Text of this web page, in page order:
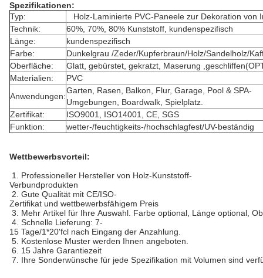
Spezifikationen:
Typ:
Holz-Laminierte PVC-Paneele zur Dekoration
Technik:
60%, 70%, 80% Kunststoff, kundenspezifisch
Länge:
kundenspezifisch
Farbe:
Dunkelgrau /Zeder/Kupferbraun/Holz/Sandelholz/
Oberfläche:
Glatt, gebürstet, gekratzt, Maserung
Materialien:
PVC
Anwendungen:
Garten, Rasen, Balkon, Flur, Garage, Pool & SPA-
Umgebungen, Boardwalk, Spielplatz.
Zertifikat:
ISO9001, ISO14001, CE, SGS
Funktion:
wetter-/feuchtigkeits-/hochschlagfest/UV-beständig
Wettbewerbsvorteil:
1. Professioneller Hersteller von Holz-Kunststoff-
Verbundprodukten
2. Gute Qualität mit CE/ISO-
Zertifikat und wettbewerbsfähigem Preis
3. Mehr Artikel für Ihre Auswahl. Farbe optional, Länge optional,
4. Schnelle Lieferung: 7-
15 Tage/1*20'fcl nach Eingang der Anzahlung.
5. Kostenlose Muster werden Ihnen angeboten.
6. 15 Jahre Garantiezeit
7. Ihre Sonderwünsche für jede Spezifikation mit Volumen sind